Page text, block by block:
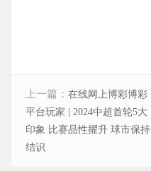
上一篇： 在线网上博彩博彩
平台玩家 | 2024中超首轮5大
印象 比赛品性擢升 球市保持
结识